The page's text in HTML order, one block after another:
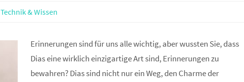
Technik & Wissen
Erinnerungen sind für uns alle wichtig, aber wussten Sie, dass
Dias eine wirklich einzigartige Art sind, Erinnerungen zu
bewahren? Dias sind nicht nur ein Weg, den Charme der